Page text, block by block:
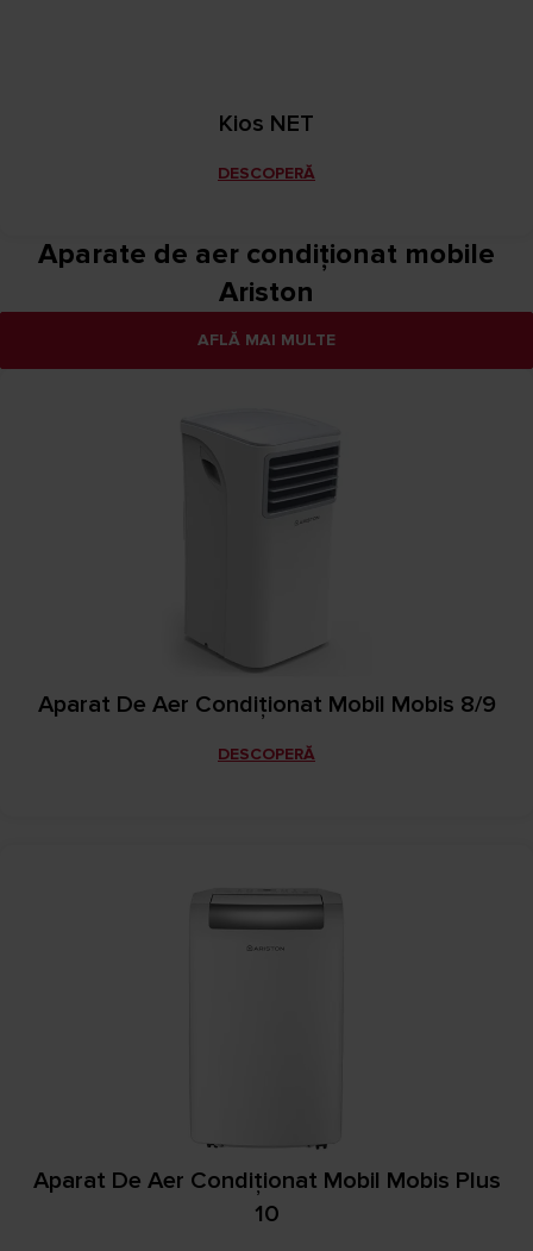
Kios NET
DESCOPERĂ
Aparate de aer condiționat mobile
Ariston
AFLĂ MAI MULTE
Aparat De Aer Condiţionat Mobil Mobis 8/9
DESCOPERĂ
Aparat De Aer Condiţionat Mobil Mobis Plus
10